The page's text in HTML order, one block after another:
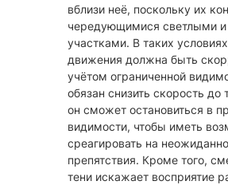
вблизи неё, поскольку их
чередующимися светлыми
участками. В таких
движения должна быть
учётом ограниченной
обязан снизить скорость до
он сможет остановиться в
видимости, чтобы иметь
среагировать на
препятствия. Кроме того,
тени искажает восприятие